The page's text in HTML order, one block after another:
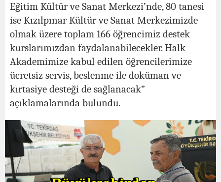
Eğitim Kültür ve Sanat Merkezi’nde, 80 tanesi
ise Kızılpınar Kültür ve Sanat Merkezimizde
olmak üzere toplam 166 öğrencimiz destek
kurslarımızdan faydalanabilecekler. Halk
Akademimize kabul edilen öğrencilerimize
ücretsiz servis, beslenme ile doküman ve
kırtasiye desteği de sağlanacak”
açıklamalarında bulundu.